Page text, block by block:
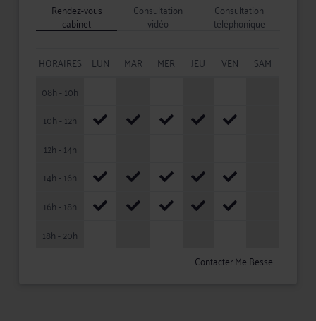
Rendez-vous
cabinet
Consultation
vidéo
Consultation
téléphonique
HORAIRES LUN MAR MER JEU VEN
SAM
08h - 10h
10h - 12h
12h - 14h
14h - 16h
16h - 18h
18h - 20h
Contacter Me Besse